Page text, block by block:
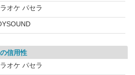
オケ パセラ
信用性
オケ パセラ